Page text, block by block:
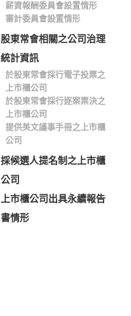
薪資報酬委員會設置情形
審計委員會設置情形
股東常會相關之公司治理
統計資訊
於股東常會採行電子投票之
上市櫃公司
於股東常會採行逐案票決之
上市櫃公司
提供英文議事手冊之上市櫃
公司
採候選人提名制之上市櫃
公司
上市櫃公司出具永續報告
書情形